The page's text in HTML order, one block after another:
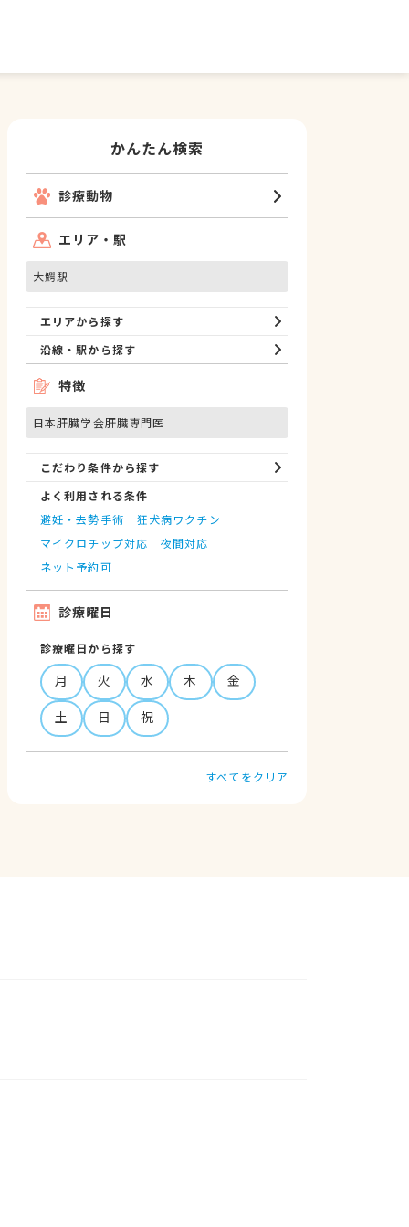
かんたん検索
診療動物
エリア・駅
大鰐駅
エリアから探す
沿線・駅から探す
特徴
日本肝臓学会肝臓専門医
こだわり条件から探す
よく利用される条件
避妊・去勢手術
狂犬病ワクチン
マイクロチップ対応
夜間対応
ネット予約可
診療曜日
診療曜日から探す
月 火 水 木
金
土
日 祝
すべてをクリア